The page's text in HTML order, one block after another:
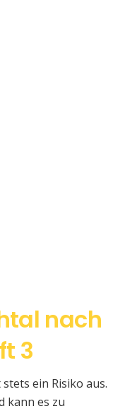
nach
3
ein Risiko aus.
kann es zu